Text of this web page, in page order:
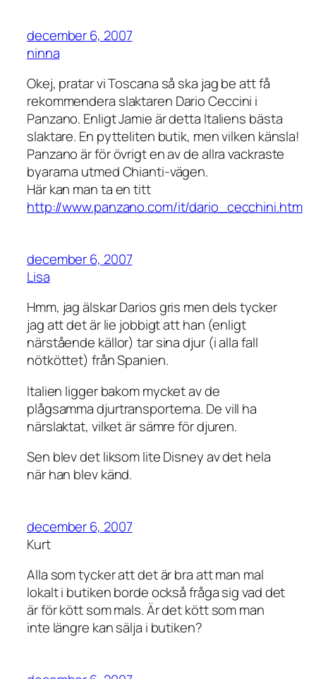
december 6, 2007
ninna
Okej, pratar vi Toscana så ska jag be att få
rekommendera slaktaren Dario Ceccini i
Panzano. Enligt Jamie är detta Italiens bästa
slaktare. En pytteliten butik, men vilken känsla!
Panzano är för övrigt en av de allra vackraste
byararna utmed Chianti-vägen.
Här kan man ta en titt
http://www.panzano.com/it/dario_cecchini.htm
december 6, 2007
Lisa
Hmm, jag älskar Darios gris men dels tycker
jag att det är lie jobbigt att han (enligt
närstående källor) tar sina djur (i alla fall
nötköttet) från Spanien.
Italien ligger bakom mycket av de
plågsamma djurtransporterna. De vill ha
närslaktat, vilket är sämre för djuren.
Sen blev det liksom lite Disney av det hela
när han blev känd.
december 6, 2007
Kurt
Alla som tycker att det är bra att man mal
lokalt i butiken borde också fråga sig vad det
är för kött som mals. Är det kött som man
inte längre kan sälja i butiken?